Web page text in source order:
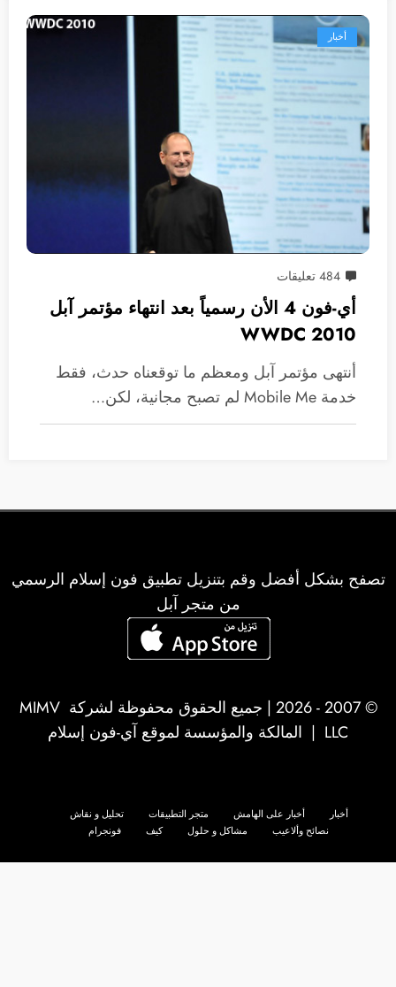
أخبار
484 تعليقات
أي-فون 4 الأن رسمياً بعد انتهاء مؤتمر آبل
WWDC 2010
أنتهى مؤتمر آبل ومعظم ما توقعناه حدث، فقط
خدمة Mobile Me لم تصبح مجانية، لكن…
تصفح بشكل أفضل وقم بتنزيل تطبيق فون إسلام الرسمي
من متجر آبل
© 2007 - 2026 | جميع الحقوق محفوظة لشركة
MIMV
LLC | المالكة والمؤسسة لموقع آي-فون إسلام
أخبار أخبار على الهامش متجر التطبيقات
تحليل و نقاش
نصائح وألاعيب
مشاكل و حلول كيف فونجرام